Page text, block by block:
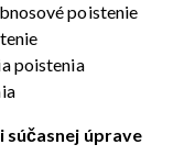
poistenie
poistenia
súčasnej úprave